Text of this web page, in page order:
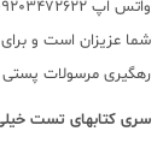
شما عزیزان است و
رهگیری مرسولات پستی
سری کتابهای تست